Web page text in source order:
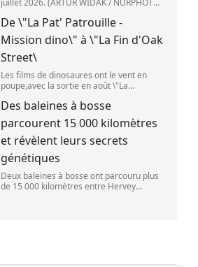
juillet 2026. (ARTUR WIDAK / NURPHOTO
SpaceX doit s\'écraser accidentellement
sur la Lune,mercredi 5 août. Cette coll
De \"La Pat' Patrouille -
Mission dino\" à \"La Fin d'Oak
Street\
Les films de dinosaures ont le vent en
poupe,avec la sortie en août \"La
d\'Oak Street\". (APOLLONIA HILVERDA /
Des baleines à bosse
parcourent 15 000 kilomètres
et révèlent leurs secrets
génétiques
Deux baleines à bosse ont parcouru plus
de 15 000 kilomètres entre Hervey